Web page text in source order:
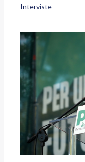
Interviste